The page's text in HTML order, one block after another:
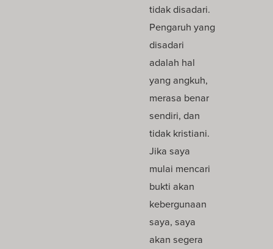
tidak disadari.
Pengaruh yang
disadari
adalah hal
yang angkuh,
merasa benar
sendiri, dan
tidak kristiani.
Jika saya
mulai mencari
bukti akan
kebergunaan
saya, saya
akan segera